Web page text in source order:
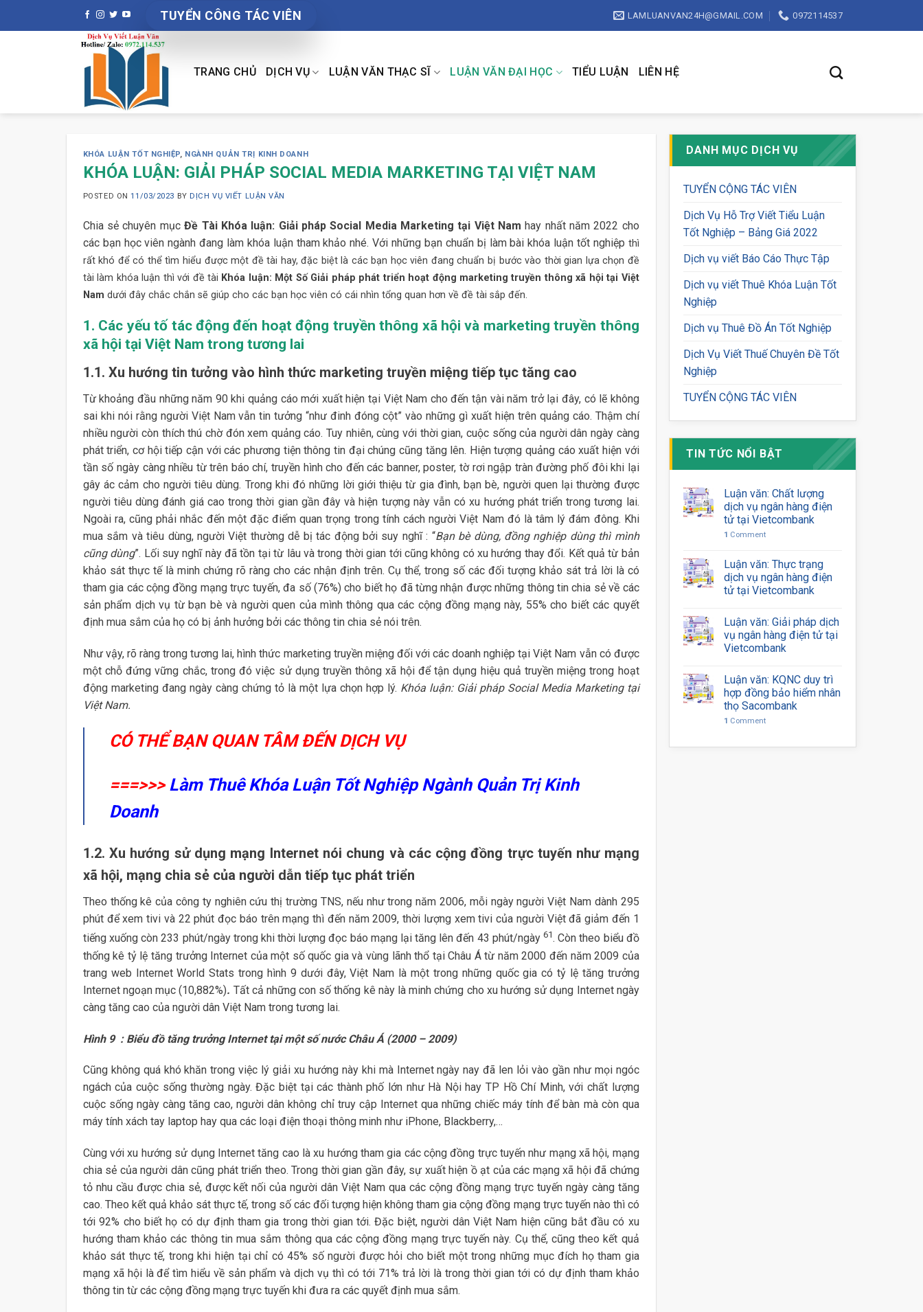
TUYỂN CÔNG TÁC VIÊN LAMLUANVAN24H@GMAIL.COM 0972114537
TRANG CHỦ DỊCH VỤ LUẬN VĂN THẠC SĨ LUẬN VĂN ĐẠI HỌC TIỂU LUẬN LIÊN HỆ
KHÓA LUẬN TỐT NGHIỆP, NGÀNH QUẢN TRỊ KINH DOANH
KHÓA LUẬN: GIẢI PHÁP SOCIAL MEDIA MARKETING TẠI VIỆT NAM
POSTED ON11/03/2023 BY DỊCH VỤ VIẾT LUẬN VĂN
Chia sẻ chuyên mụcĐề Tài Khóa luận: Giải pháp Social Media Marketing tại Việt Namhay nhất năm 2022 cho
các bạn học viên ngành đang làm khóa luận tham khảo nhé. Với những bạn chuẩn bị làm bài khóa luận tốt nghiệp thì
rất khó để có thể tìm hiểu được một đề tài hay, đặc biệt là các bạn học viên đang chuẩn bị bước vào thời gian lựa chọn đề
tài làm khóa luận thì với đề tài Khóa luận: Một Số Giải pháp phát triển hoạt động marketing truyền thông xã hội tại Việt
Nam dưới đây chắc chắn sẽ giúp cho các bạn học viên có cái nhìn tổng quan hơn về đề tài sắp đến.
1. Các yếu tố tác động đến hoạt động truyền thông xã hội và marketing truyền thông
xã hội tại Việt Nam trong tương lai
1.1. Xu hướng tin tưởng vào hình thức marketing truyền miệng tiếp tục tăng cao
Từ khoảng đầu những năm 90 khi quảng cáo mới xuất hiện tại Việt Nam cho đến tận vài năm trở lại đây, có lẽ không
sai khi nói rằng người Việt Nam vẫn tin tưởng “như đinh đóng cột” vào những gì xuất hiện trên quảng cáo. Thậm chí
nhiều người còn thích thú chờ đón xem quảng cáo. Tuy nhiên, cùng với thời gian, cuộc sống của người dân ngày càng
phát triển, cơ hội tiếp cận với các phương tiện thông tin đại chúng cũng tăng lên. Hiện tượng quảng cáo xuất hiện với
tần số ngày càng nhiều từ trên báo chí, truyền hình cho đến các banner, poster, tờ rơi ngập tràn đường phố đôi khi lại
gây ác cảm cho người tiêu dùng. Trong khi đó những lời giới thiệu từ gia đình, bạn bè, người quen lại thường được
người tiêu dùng đánh giá cao trong thời gian gần đây và hiện tượng này vẫn có xu hướng phát triển trong tương lai.
Ngoài ra, cũng phải nhắc đến một đặc điểm quan trọng trong tính cách người Việt Nam đó là tâm lý đám đông. Khi
mua sắm và tiêu dùng, người Việt thường dễ bị tác động bởi suy nghĩ : “Bạn bè dùng, đồng nghiệp dùng thì mình
cũng dùng”. Lối suy nghĩ này đã tồn tại từ lâu và trong thời gian tới cũng không có xu hướng thay đổi. Kết quả từ bản
khảo sát thực tế là minh chứng rõ ràng cho các nhận định trên. Cụ thể, trong số các đối tượng khảo sát trả lời là có
tham gia các cộng đồng mạng trực tuyến, đa số (76%) cho biết họ đã từng nhận được những thông tin chia sẻ về các
sản phẩm dịch vụ từ bạn bè và người quen của mình thông qua các cộng đồng mạng này, 55% cho biết các quyết
định mua sắm của họ có bị ảnh hưởng bởi các thông tin chia sẻ nói trên.
Như vậy, rõ ràng trong tương lai, hình thức marketing truyền miệng đối với các doanh nghiệp tại Việt Nam vẫn có được
một chỗ đứng vững chắc, trong đó việc sử dụng truyền thông xã hội để tận dụng hiệu quả truyền miệng trong hoạt
động marketing đang ngày càng chứng tỏ là một lựa chọn hợp lý. Khóa luận: Giải pháp Social Media Marketing tại
Việt Nam.
CÓ THỂ BẠN QUAN TÂM ĐẾN DỊCH VỤ
===>>>Làm Thuê Khóa Luận Tốt Nghiệp Ngành Quản Trị Kinh
Doanh
1.2. Xu hướng sử dụng mạng Internet nói chung và các cộng đồng trực tuyến như mạng
xã hội, mạng chia sẻ của người dẫn tiếp tục phát triển
Theo thống kê của công ty nghiên cứu thị trường TNS, nếu như trong năm 2006, mỗi ngày người Việt Nam dành 295
phút để xem tivi và 22 phút đọc báo trên mạng thì đến năm 2009, thời lượng xem tivi của người Việt đã giảm đến 1
tiếng xuống còn 233 phút/ngày trong khi thời lượng đọc báo mạng lại tăng lên đến 43 phút/ngày 61. Còn theo biểu đồ
thống kê tỷ lệ tăng trưởng Internet của một số quốc gia và vùng lãnh thổ tại Châu Á từ năm 2000 đến năm 2009 của
trang web Internet World Stats trong hình 9 dưới đây, Việt Nam là một trong những quốc gia có tỷ lệ tăng trưởng
Internet ngoạn mục (10,882%). Tất cả những con số thống kê này là minh chứng cho xu hướng sử dụng Internet ngày
càng tăng cao của người dân Việt Nam trong tương lai.
Hình 9 : Biểu đồ tăng trưởng Internet tại một số nước Châu Á (2000 – 2009)
Cũng không quá khó khăn trong việc lý giải xu hướng này khi mà Internet ngày nay đã len lỏi vào gần như mọi ngóc
ngách của cuộc sống thường ngày. Đặc biệt tại các thành phố lớn như Hà Nội hay TP Hồ Chí Minh, với chất lượng
cuộc sống ngày càng tăng cao, người dân không chỉ truy cập Internet qua những chiếc máy tính để bàn mà còn qua
máy tính xách tay laptop hay qua các loại điện thoại thông minh như iPhone, Blackberry,…
Cùng với xu hướng sử dụng Internet tăng cao là xu hướng tham gia các cộng đồng trực tuyến như mạng xã hội, mạng
chia sẻ của người dân cũng phát triển theo. Trong thời gian gần đây, sự xuất hiện ồ ạt của các mạng xã hội đã chứng
tỏ nhu cầu được chia sẻ, được kết nối của người dân Việt Nam qua các cộng đồng mạng trực tuyến ngày càng tăng
cao. Theo kết quả khảo sát thực tế, trong số các đối tượng hiện không tham gia cộng đồng mạng trực tuyến nào thì có
tới 92% cho biết họ có dự định tham gia trong thời gian tới. Đặc biệt, người dân Việt Nam hiện cũng bắt đầu có xu
hướng tham khảo các thông tin mua sắm thông qua các cộng đồng mạng trực tuyến này. Cụ thể, cũng theo kết quả
khảo sát thực tế, trong khi hiện tại chỉ có 45% số người được hỏi cho biết một trong những mục đích họ tham gia
mạng xã hội là để tìm hiểu về sản phẩm và dịch vụ thì có tới 71% trả lời là trong thời gian tới có dự định tham khảo
thông tin từ các cộng đồng mạng trực tuyến khi đưa ra các quyết định mua sắm.
DANH MỤC DỊCH VỤ
TUYỂN CỘNG TÁC VIÊN
Dịch Vụ Hỗ Trợ Viết Tiểu Luận
Tốt Nghiệp – Bảng Giá 2022
Dịch vụ viết Báo Cáo Thực Tập
Dịch vụ viết Thuê Khóa Luận Tốt
Nghiệp
Dịch vụ Thuê Đồ Án Tốt Nghiệp
Dịch Vụ Viết Thuế Chuyên Đề Tốt
Nghiệp
TUYỂN CỘNG TÁC VIÊN
TIN TỨC NỔI BẬT
Luận văn: Chất lượng
dịch vụ ngân hàng điện
tử tại Vietcombank
1 Comment
Luận văn: Thực trạng
dịch vụ ngân hàng điện
tử tại Vietcombank
Luận văn: Giải pháp dịch
vụ ngân hàng điện tử tại
Vietcombank
Luận văn: KQNC duy trì
hợp đồng bảo hiểm nhân
thọ Sacombank
1 Comment